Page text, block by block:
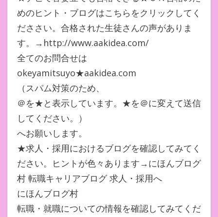
めのヒント・ブログはこちらをクリックしてく
だささい。合格された生徒さんの声がありま
す。→http://www.aakidea.com/
全てのお問合せは
okeyamitsuyo★aakidea.com
（スパム対策のため、
＠を★と表示しています。★を＠に変えて送信
してください。）
へお願いします。
★求人・採用におけるブログを確認してみてく
ださい。ヒントが色々あります→にほんブログ
村 転職キャリアブログ 求人・採用へ
にほんブログ村
転職・就職についての情報を確認してみてくだ